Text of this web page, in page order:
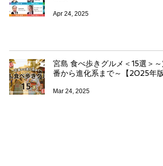
Apr 24, 2025
宮島 食べ歩きグルメ＜15選＞～
番から進化系まで～【2025年版
Mar 24, 2025